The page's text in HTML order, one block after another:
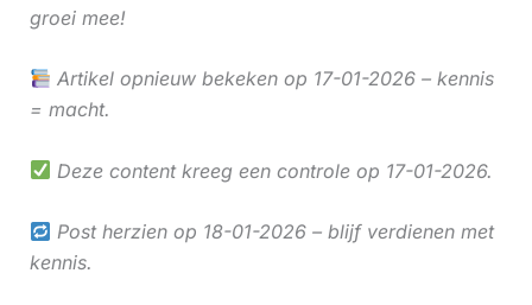
groei mee!
Artikel opnieuw bekeken op 17-01-2026 – kennis
= macht.
Deze content kreeg een controle op 17-01-2026.
Post herzien op 18-01-2026 – blijf verdienen met
kennis.